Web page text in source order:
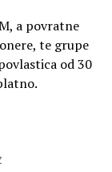
a povratne
te grupe
od 30